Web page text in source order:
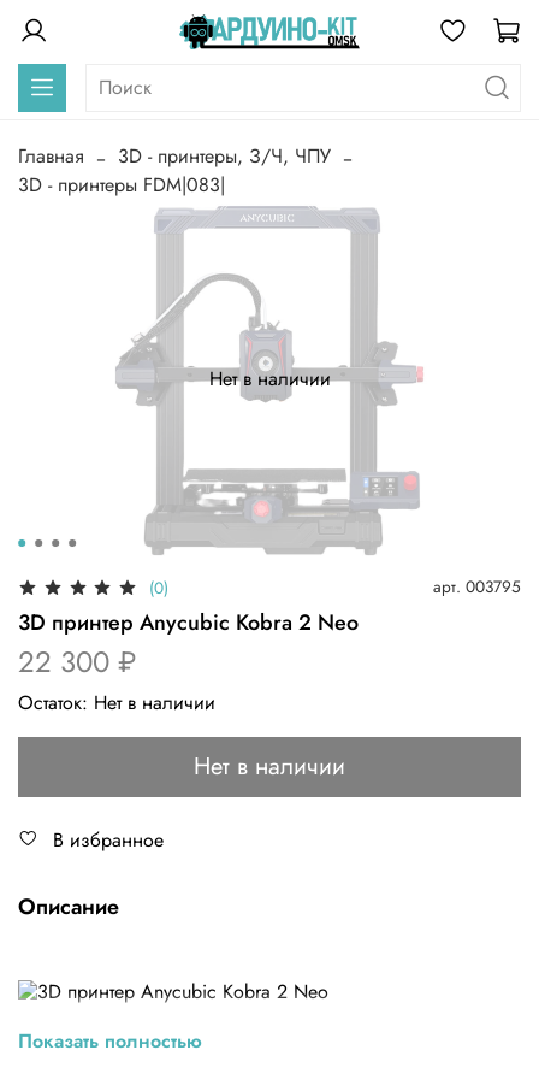
Главная
3D - принтеры, З/Ч, ЧПУ
3D - принтеры FDM|083|
Нет в наличии
(0) арт. 003795
3D принтер Anycubic Kobra 2 Neo
22 300 ₽
Остаток: Нет в наличии
Нет в наличии
В избранное
Описание
Показать полностью